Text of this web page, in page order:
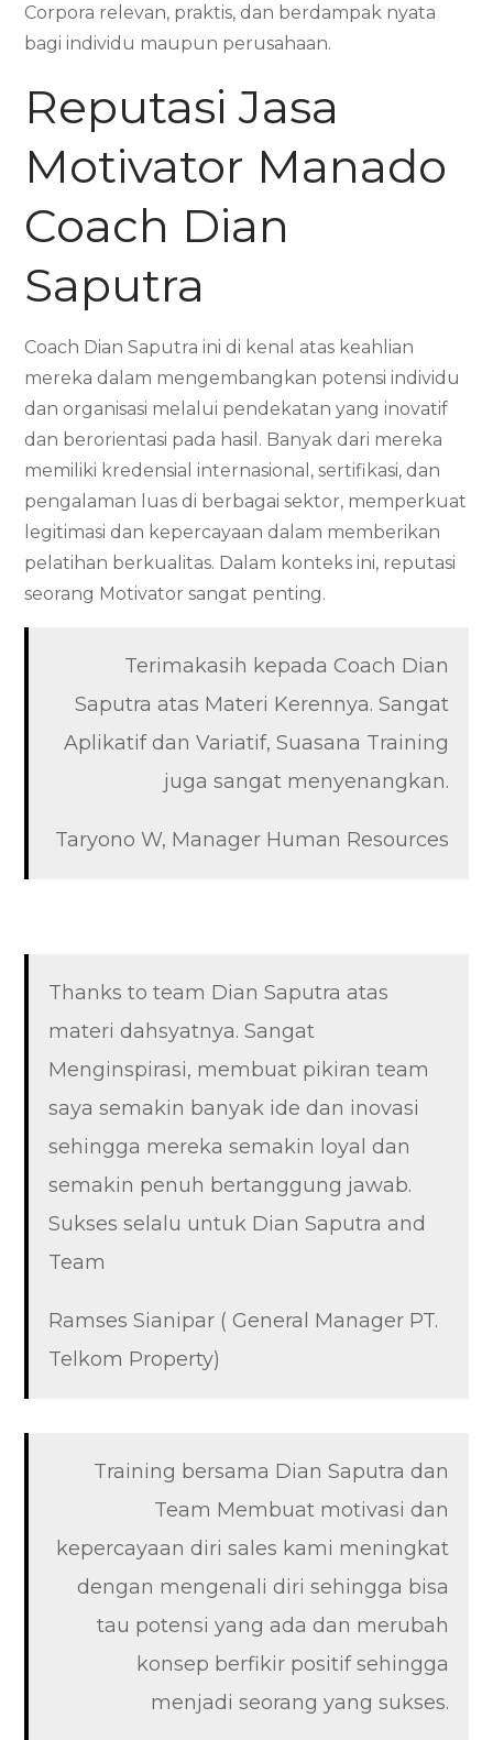
Corpora relevan, praktis, dan berdampak nyata
bagi individu maupun perusahaan.
Reputasi Jasa
Motivator Manado
Coach Dian
Saputra
Coach Dian Saputra ini di kenal atas keahlian
mereka dalam mengembangkan potensi individu
dan organisasi melalui pendekatan yang inovatif
dan berorientasi pada hasil. Banyak dari mereka
memiliki kredensial internasional, sertifikasi, dan
pengalaman luas di berbagai sektor, memperkuat
legitimasi dan kepercayaan dalam memberikan
pelatihan berkualitas. Dalam konteks ini, reputasi
seorang Motivator sangat penting.
Terimakasih kepada Coach Dian
Saputra atas Materi Kerennya. Sangat
Aplikatif dan Variatif, Suasana Training
juga sangat menyenangkan.
Taryono W, Manager Human Resources
Thanks to team Dian Saputra atas
materi dahsyatnya. Sangat
Menginspirasi, membuat pikiran team
saya semakin banyak ide dan inovasi
sehingga mereka semakin loyal dan
semakin penuh bertanggung jawab.
Sukses selalu untuk Dian Saputra and
Team
Ramses Sianipar ( General Manager PT.
Telkom Property)
Training bersama Dian Saputra dan
Team Membuat motivasi dan
kepercayaan diri sales kami meningkat
dengan mengenali diri sehingga bisa
tau potensi yang ada dan merubah
konsep berfikir positif sehingga
menjadi seorang yang sukses.